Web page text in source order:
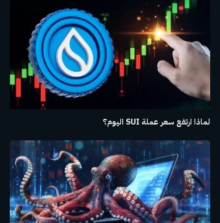
لماذا ارتفع سعر عملة SUI اليوم؟